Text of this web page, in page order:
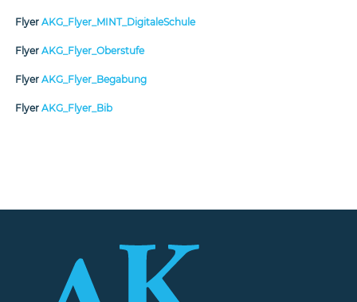
Flyer AKG_Flyer_MINT_DigitaleSchule
Flyer AKG_Flyer_Oberstufe
Flyer AKG_Flyer_Begabung
Flyer AKG_Flyer_Bib